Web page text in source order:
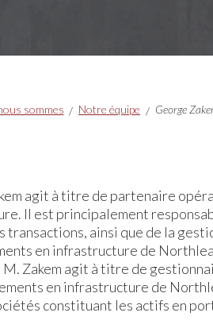
sommes Notre équipe George
agit à titre de partenaire
Il est principalement
transactions, ainsi que de la
en infrastructure de
Zakem agit à titre de
en infrastructure de
constituant les actifs en